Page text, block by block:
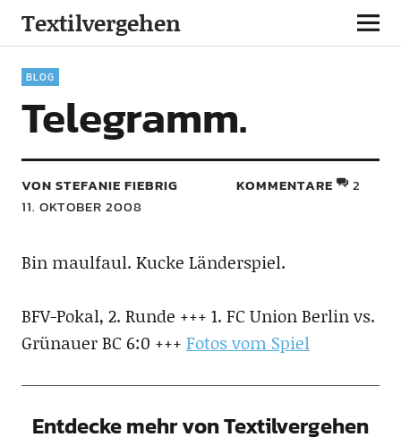
Textilvergehen
BLOG
Telegramm.
VON STEFANIE FIEBRIG
11. OKTOBER 2008
KOMMENTARE 2
Bin maulfaul. Kucke Länderspiel.
BFV-Pokal, 2. Runde +++ 1. FC Union Berlin vs.
Grünauer BC 6:0 +++ Fotos vom Spiel
Entdecke mehr von Textilvergehen